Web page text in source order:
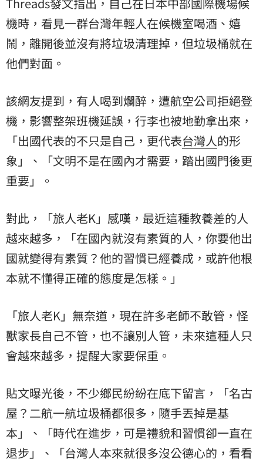
機時，看見一群台灣年輕人在候機室喝酒、嬉
鬧，離開後並沒有將垃圾清理掉，但垃圾桶就在
他們對面。
該網友提到，有人喝到爛醉，遭航空公司拒絕登
機，影響整架班機延誤，行李也被地勤拿出來，
「出國代表的不只是自己，更代表台灣人的形
象」、「文明不是在國內才需要，踏出國門後更
重要」。
對此，「旅人老K」感嘆，最近這種教養差的人
越來越多，「在國內就沒有素質的人，你要他出
國就變得有素質？他的習慣已經養成，或許他根
本就不懂得正確的態度是怎樣。」
「旅人老K」無奈道，現在許多老師不敢管，怪
獸家長自己不管，也不讓別人管，未來這種人只
會越來越多，提醒大家要保重。
貼文曝光後，不少鄉民紛紛在底下留言，「名古
屋？二航一航垃圾桶都很多，隨手丟掉是基
本」、「時代在進步，可是禮貌和習慣卻一直在
退步」、「台灣人本來就很多沒公德心的，看看